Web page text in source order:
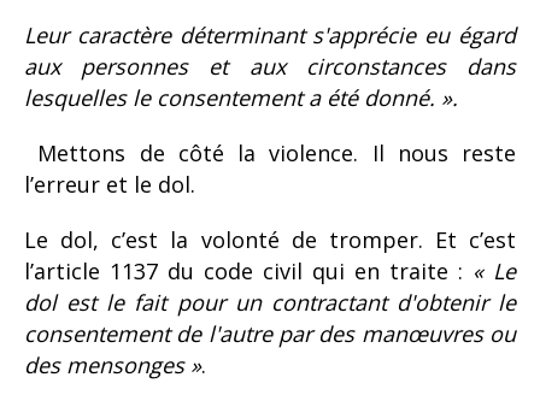
Leur caractère déterminant s'apprécie eu égard
aux personnes et aux circonstances dans
lesquelles le consentement a été donné. ».
Mettons de côté la violence. Il nous reste
l’erreur et le dol.
Le dol, c’est la volonté de tromper. Et c’est
l’article 1137 du code civil qui en traite : « Le
dol est le fait pour un contractant d'obtenir le
consentement de l'autre par des manœuvres ou
des mensonges ».